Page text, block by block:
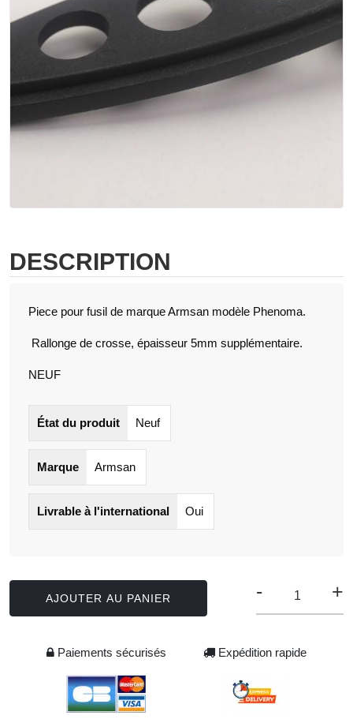
DESCRIPTION
Piece pour fusil de marque Armsan modèle Phenoma.
Rallonge de crosse, épaisseur 5mm supplémentaire.
NEUF
État du produit Neuf
Marque Armsan
Livrable à l'international Oui
AJOUTER AU PANIER - +
Paiements sécurisés Expédition rapide